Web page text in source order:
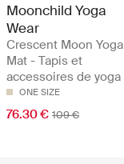
Moonchild Yoga
Wear
Crescent Moon Yoga
Mat - Tapis et
accessoires de yoga
ONE SIZE
76.30 € 109 €